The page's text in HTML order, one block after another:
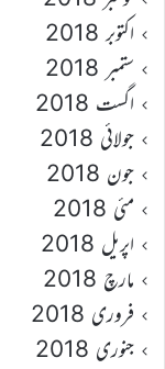
اکتوبر 2018
ستمبر 2018
اگست 2018
جولائی 2018
جون 2018
مئی 2018
اپریل 2018
مارچ 2018
فروری 2018
جنوری 2018